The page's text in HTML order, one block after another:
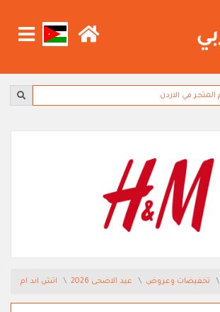
تخفيضات وعروض عيد الاضحى 2026 اتش اند ام